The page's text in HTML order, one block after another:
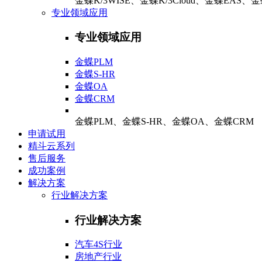
专业领域应用
专业领域应用
金蝶PLM
金蝶S-HR
金蝶OA
金蝶CRM
金蝶PLM、金蝶S-HR、金蝶OA、金蝶CRM
申请试用
精斗云系列
售后服务
成功案例
解决方案
行业解决方案
行业解决方案
汽车4S行业
房地产行业